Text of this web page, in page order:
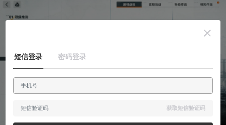
短信登录 密码登录
获取短信验证码